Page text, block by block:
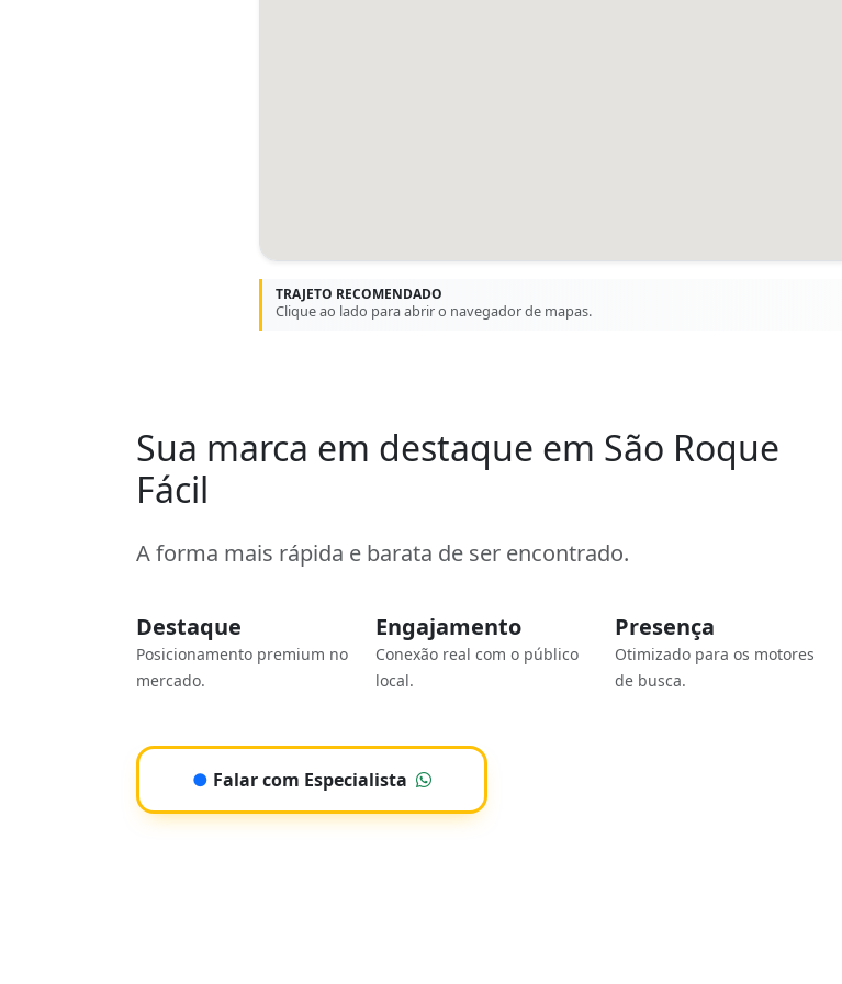
TRAJETO RECOMENDADO
Clique ao lado para abrir o navegador de mapas.
Sua marca em destaque em São Roque
Fácil
A forma mais rápida e barata de ser encontrado.
Destaque
Posicionamento premium no
mercado.
Engajamento
Conexão real com o público
local.
Presença
Otimizado para os motores
de busca.
● Falar com Especialista